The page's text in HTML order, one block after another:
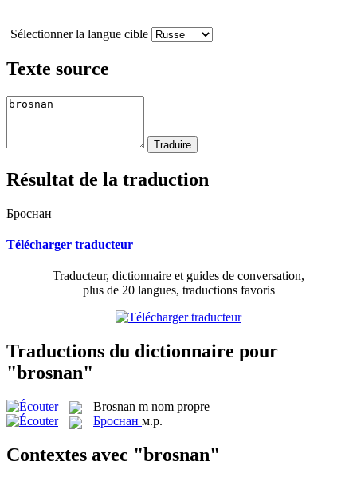
Sélectionner la langue cible
Texte source
Résultat de la traduction
Броснан
Télécharger traducteur
Traducteur, dictionnaire et guides de conversation,
plus de 20 langues, traductions favoris
Traductions du dictionnaire pour
"brosnan"
Brosnan m nom propre
Броснан м.р.
Contextes avec "brosnan"